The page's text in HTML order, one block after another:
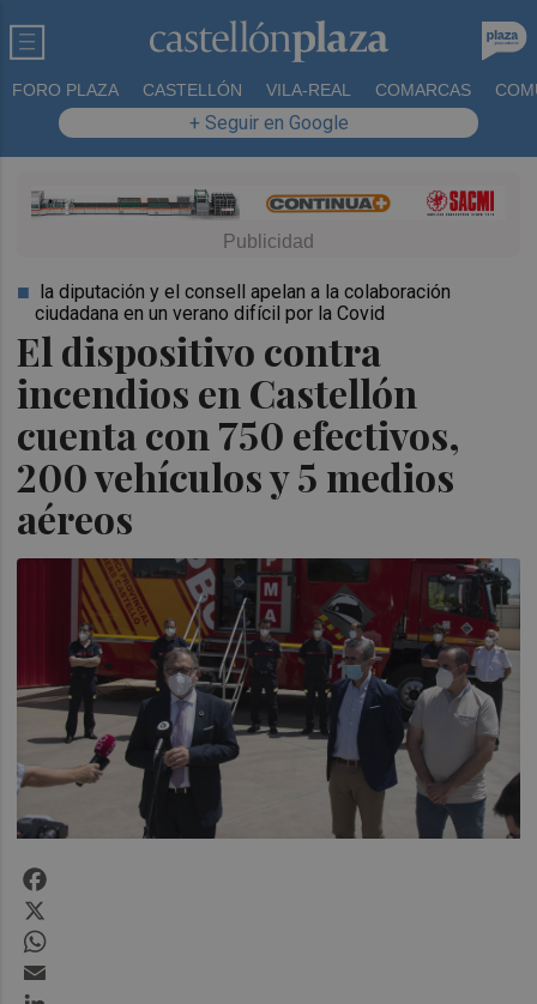
FORO PLAZA CASTELLÓN VILA-REAL COMARCAS
+ Seguir en Google
El dispositivo contra
incendios en Castellón
cuenta con 750 efectivos,
200 vehículos y 5 medios
aéreos
la diputación y el consell apelan a la colaboración
ciudadana en un verano difícil por la Covid